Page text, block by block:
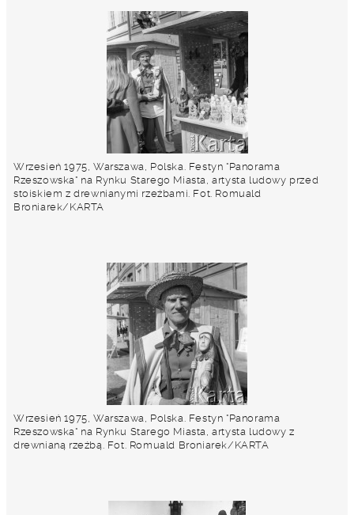
Wrzesień 1975, Warszawa, Polska. Festyn "Panorama
Rzeszowska" na Rynku Starego Miasta, artysta ludowy przed
stoiskiem z drewnianymi rzeźbami. Fot. Romuald
Broniarek/KARTA
Wrzesień 1975, Warszawa, Polska. Festyn "Panorama
Rzeszowska" na Rynku Starego Miasta, artysta ludowy z
drewnianą rzeźbą. Fot. Romuald Broniarek/KARTA